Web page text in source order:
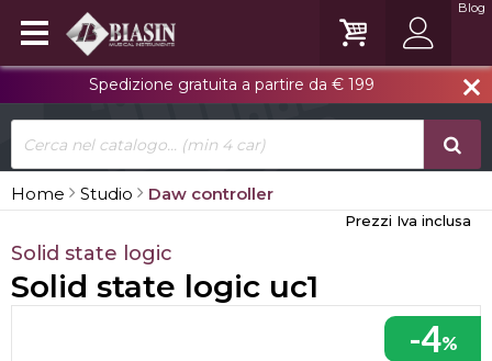
close
Spedizione gratuita a partire da € 199
Blog
Home Studio Daw controller
Prezzi Iva inclusa
Solid state logic
Solid state logic uc1
-4%